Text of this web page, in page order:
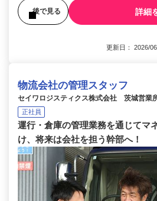
後で見る 詳細
更新日： 2026/
物流会社の管理スタッフ
セイワロジスティクス株式会社 茨城営業
正社員
運行・倉庫の管理業務を通じてマ
け、将来は会社を担う幹部へ！